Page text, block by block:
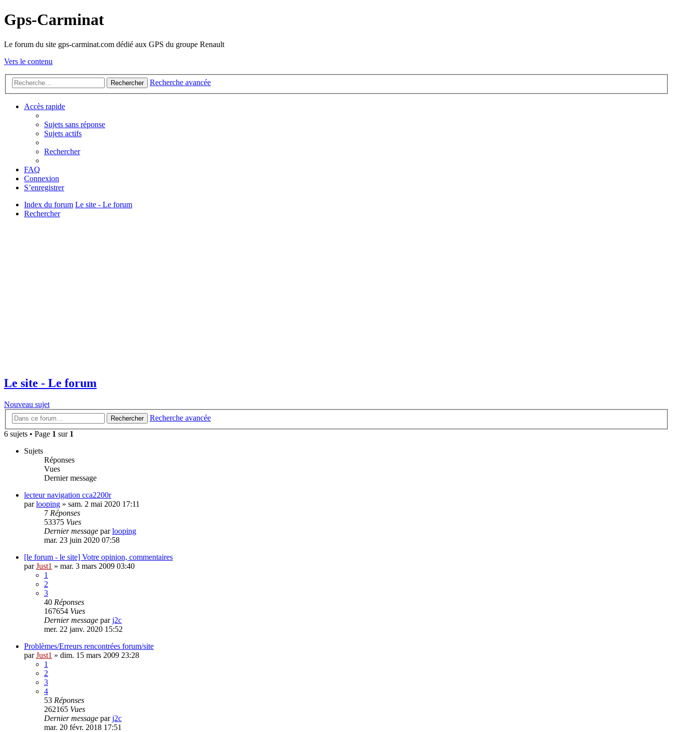
Gps-Carminat
Le forum du site gps-carminat.com dédié aux GPS du groupe Renault
Vers le contenu
Rechercher Recherche avancée
Accès rapide
Sujets sans réponse
Sujets actifs
Rechercher
FAQ
Connexion
S’enregistrer
Index du forum Le site - Le forum
Rechercher
Le site - Le forum
Nouveau sujet
Rechercher
Recherche avancée
6 sujets • Page 1 sur 1
Sujets
Réponses
Vues
Dernier message
lecteur navigation cca2200r
parlooping » sam. 2 mai 2020 17:11
7 Réponses
53375 Vues
Dernier message parlooping
mar. 23 juin 2020 07:58
[le forum - le site] Votre opinion, commentaires
parJust1 » mar. 3 mars 2009 03:40
1
2
3
40 Réponses
167654 Vues
Dernier message parj2c
mer. 22 janv. 2020 15:52
Problèmes/Erreurs rencontrées forum/site
parJust1 » dim. 15 mars 2009 23:28
1
2
3
4
53 Réponses
262165 Vues
Dernier message parj2c
mar. 20 févr. 2018 17:51